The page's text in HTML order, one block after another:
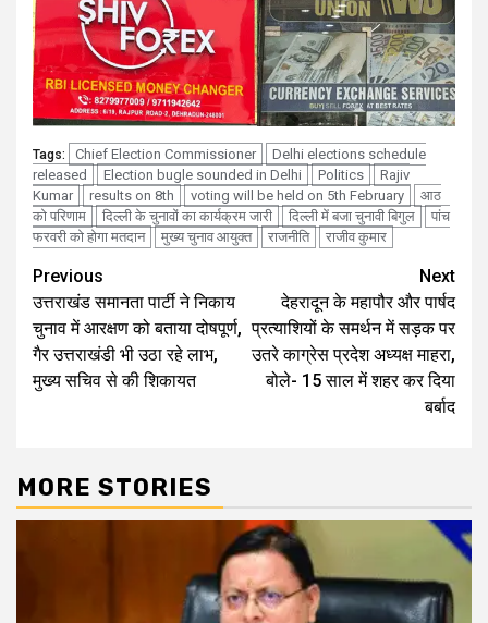
Tags: Chief Election Commissioner
Delhi elections schedule
released
Election bugle sounded in Delhi Politics
Rajiv
Kumar
results on 8th voting will be held on 5th February
आठ
को परिणाम
दिल्ली के चुनावों का कार्यक्रम जारी दिल्ली में बजा चुनावी बिगुल
पांच
फरवरी को होगा मतदान
मुख्य चुनाव आयुक्त राजनीति राजीव कुमार
Continue
Reading
Previous
उत्तराखंड समानता पार्टी ने निकाय
चुनाव में आरक्षण को बताया दोषपूर्ण,
गैर उत्तराखंडी भी उठा रहे लाभ,
मुख्य सचिव से की शिकायत
Next
देहरादून के महापौर और पार्षद
प्रत्याशियों के समर्थन में सड़क पर
उतरे काग्रेस प्रदेश अध्यक्ष माहरा,
बोले- 15 साल में शहर कर दिया
बर्बाद
MORE STORIES